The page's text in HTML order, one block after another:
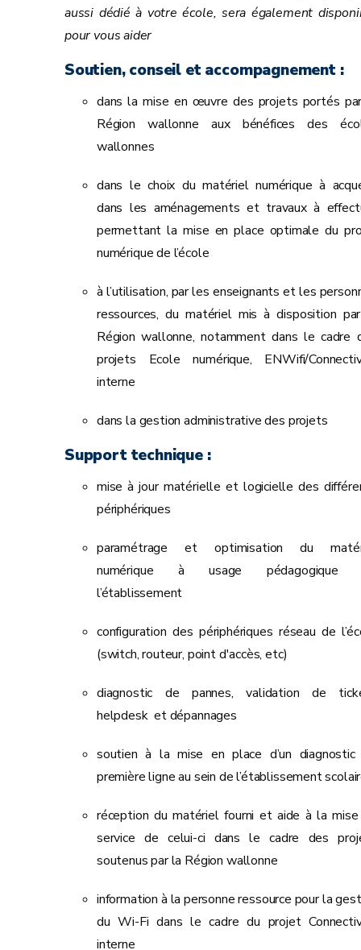
aussi dédié à votre école, sera également
pour vous aider
Soutien, conseil et accompagnement :
dans la mise en œuvre des projets portés
Région wallonne aux bénéfices des
wallonnes
dans le choix du matériel numérique à
dans les aménagements et travaux à
permettant la mise en place optimale du
numérique de l’école
à l’utilisation, par les enseignants et les
ressources, du matériel mis à disposition
Région wallonne, notamment dans le cadre
projets Ecole numérique, ENWifi/
interne
dans la gestion administrative des projets
Support technique :
mise à jour matérielle et logicielle des
périphériques
paramétrage et optimisation du
numérique à usage pédagogique
l’établissement
configuration des périphériques réseau de
(switch, routeur, point d'accès, etc)
diagnostic de pannes, validation de
helpdesk et dépannages
soutien à la mise en place d’un
première ligne au sein de l’établissement
réception du matériel fourni et aide à la
service de celui-ci dans le cadre des
soutenus par la Région wallonne
information à la personne ressource pour la
du Wi-Fi dans le cadre du projet
interne